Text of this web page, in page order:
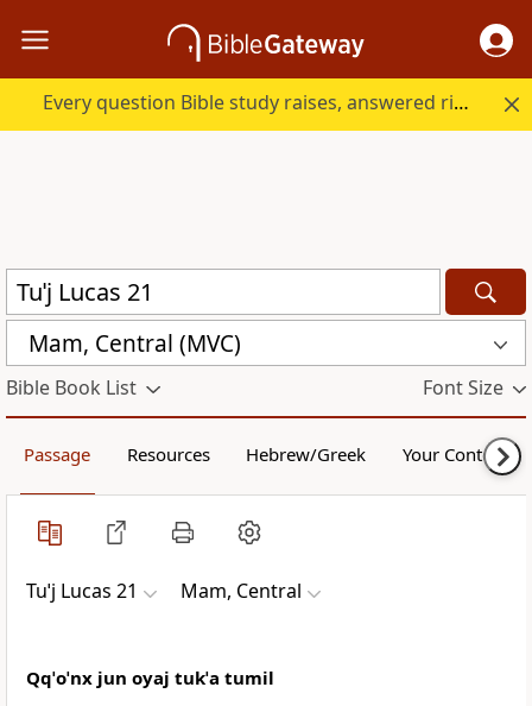
Every question Bible study raises, answered right here.
Mam, Central (MVC)
Bible Book List Font Size
Passage Resources Hebrew/Greek Your Content
Tuˈj Lucas 21 Mam, Central
Qqˈoˈnx jun oyaj tukˈa tumil